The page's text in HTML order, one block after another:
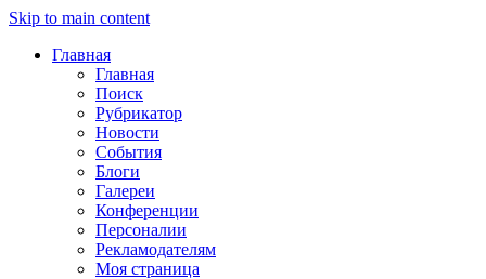
Skip to main content
Главная
Главная
Поиск
Рубрикатор
Новости
События
Блоги
Галереи
Конференции
Персоналии
Рекламодателям
Моя страница